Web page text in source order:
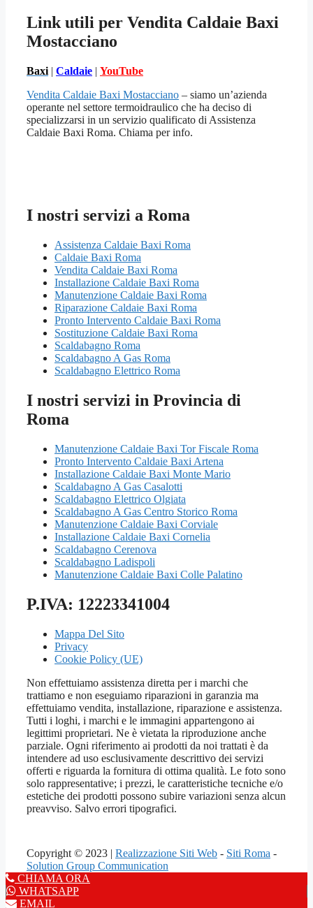
Link utili per Vendita Caldaie Baxi
Mostacciano
Baxi | Caldaie | YouTube
Vendita Caldaie Baxi Mostacciano – siamo un’azienda
operante nel settore termoidraulico che ha deciso di
specializzarsi in un servizio qualificato di Assistenza
Caldaie Baxi Roma. Chiama per info.
I nostri servizi a Roma
Assistenza Caldaie Baxi Roma
Caldaie Baxi Roma
Vendita Caldaie Baxi Roma
Installazione Caldaie Baxi Roma
Manutenzione Caldaie Baxi Roma
Riparazione Caldaie Baxi Roma
Pronto Intervento Caldaie Baxi Roma
Sostituzione Caldaie Baxi Roma
Scaldabagno Roma
Scaldabagno A Gas Roma
Scaldabagno Elettrico Roma
I nostri servizi in Provincia di
Roma
Manutenzione Caldaie Baxi Tor Fiscale Roma
Pronto Intervento Caldaie Baxi Artena
Installazione Caldaie Baxi Monte Mario
Scaldabagno A Gas Casalotti
Scaldabagno Elettrico Olgiata
Scaldabagno A Gas Centro Storico Roma
Manutenzione Caldaie Baxi Corviale
Installazione Caldaie Baxi Cornelia
Scaldabagno Cerenova
Scaldabagno Ladispoli
Manutenzione Caldaie Baxi Colle Palatino
P.IVA: 12223341004
Mappa Del Sito
Privacy
Cookie Policy (UE)
Non effettuiamo assistenza diretta per i marchi che
trattiamo e non eseguiamo riparazioni in garanzia ma
effettuiamo vendita, installazione, riparazione e assistenza.
Tutti i loghi, i marchi e le immagini appartengono ai
legittimi proprietari. Ne è vietata la riproduzione anche
parziale. Ogni riferimento ai prodotti da noi trattati è da
intendere ad uso esclusivamente descrittivo dei servizi
offerti e riguarda la fornitura di ottima qualità. Le foto sono
solo rappresentative; i prezzi, le caratteristiche tecniche e/o
estetiche dei prodotti possono subire variazioni senza alcun
preavviso. Salvo errori tipografici.
Copyright © 2023 | Realizzazione Siti Web - Siti Roma -
Solution Group Communication
CHIAMA ORA
WHATSAPP
EMAIL